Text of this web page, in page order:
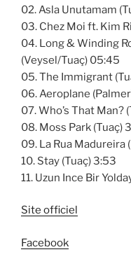
02. Asla Unutamam
03. Chez Moi ft. Kim
04. Long & Winding
(Veysel/Tuaç) 05:45
05. The Immigrant
06. Aeroplane
07. Who’s That Man?
08. Moss Park (Tuaç)
09. La Rua Madureira
10. Stay (Tuaç) 3:53
11. Uzun Ince Bir
Site officiel
Facebook